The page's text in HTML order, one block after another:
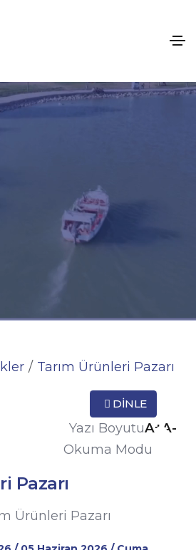
Tarım Ürünleri Pazarı
DINLE
Yazı BoyutuA+ A-
Okuma Modu
Pazarı